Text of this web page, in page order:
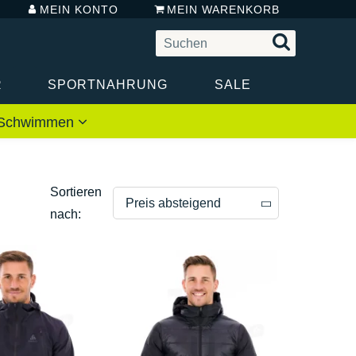
MEIN KONTO MEIN WARENKORB
SPORTNAHRUNG SALE
Sortieren
nach:
Preis absteigend
Preis aufsteigend